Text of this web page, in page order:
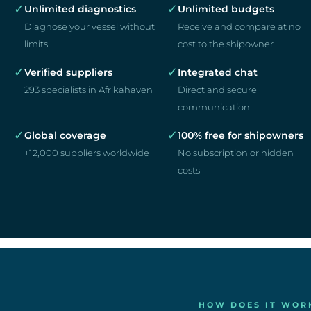
✓ Unlimited diagnostics
Diagnose your vessel without
limits
✓ Unlimited budgets
Receive and compare at no
cost to the shipowner
✓Verified suppliers
293 specialists in Afrikahaven
✓ Integrated chat
Direct and secure
communication
✓Global coverage
+12,000 suppliers worldwide
✓100% free for shipowners
No subscription or hidden
costs
HOW DOES IT